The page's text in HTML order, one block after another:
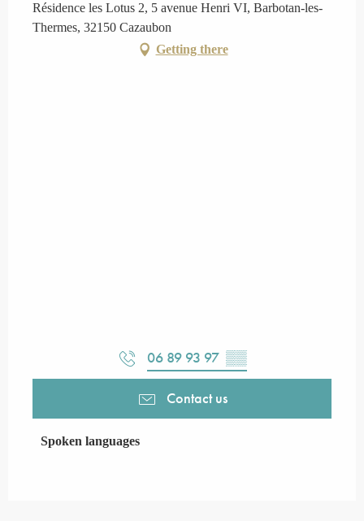
Résidence les Lotus 2, 5 avenue Henri VI, Barbotan-les-
Thermes, 32150 Cazaubon
Getting there
06 89 93 97 ▒▒
Contact us
Spoken languages
Spoken languages